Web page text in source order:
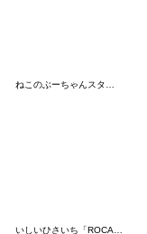
いしいひさいち「ROCA」シリーズ